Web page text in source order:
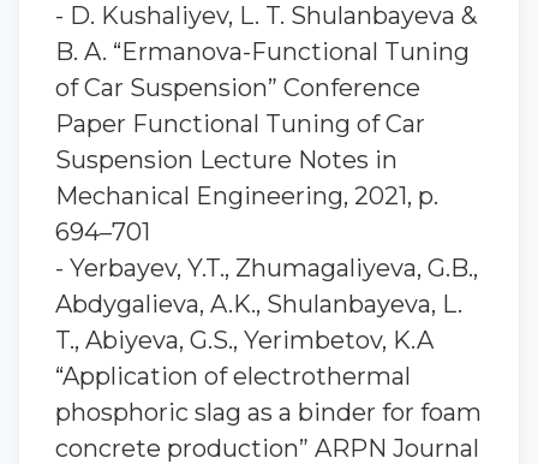
- D. Kushaliyev, L. T. Shulanbayeva &
B. A. “Ermanova-Functional Tuning
of Car Suspension” Conference
Paper Functional Tuning of Car
Suspension Lecture Notes in
Mechanical Engineering, 2021, p.
694–701
- Yerbayev, Y.T., Zhumagaliyeva, G.B.,
Abdygalieva, A.K., Shulanbayeva, L.
T., Abiyeva, G.S., Yerimbetov, K.A
“Application of electrothermal
phosphoric slag as a binder for foam
concrete production” ARPN Journal